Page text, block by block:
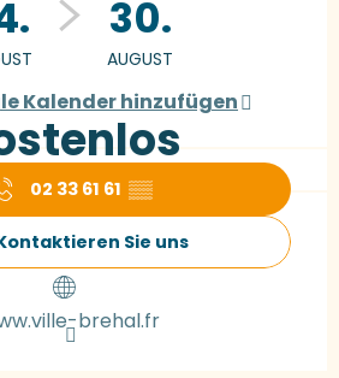
30.
AUGUST
Kalender hinzufügen
02 33 61 61 ▒▒
Sie uns
brehal.fr